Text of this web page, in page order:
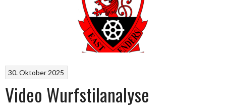
30. Oktober 2025
Video Wurfstilanalyse